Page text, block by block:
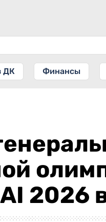
ДК Финансы
2026